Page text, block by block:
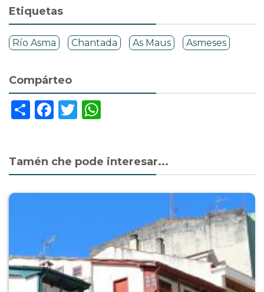
Etiquetas
Río Asma Chantada As Maus Asmeses
Compárteo
Tamén che pode interesar...